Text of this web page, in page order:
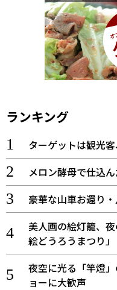
ランキング
ターゲットは観光
メロン酵母で仕込
豪華な山車お還り
美人画の絵灯籠、
絵どうろうまつり」
夜空に光る「竿燈
ョーに大歓声